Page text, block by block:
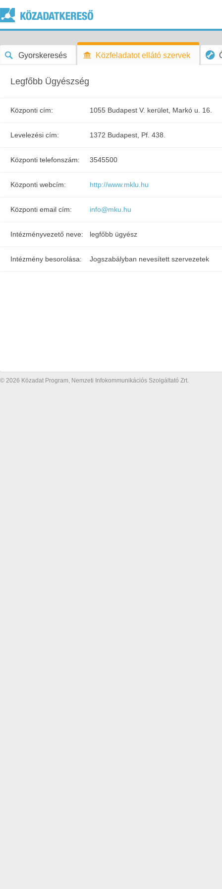
Gyorskeresés Közfeladatot ellátó szervek
Legfőbb Ügyészség
Központi cím: 1055 Budapest V. kerület, Markó u. 16.
Levelezési cím: 1372 Budapest, Pf. 438.
Központi telefonszám: 3545500
Központi webcím: http://www.mklu.hu
Központi email cím: info@mku.hu
Intézményvezető neve: legfőbb ügyész
Intézmény besorolása: Jogszabályban nevesített szervezetek
© 2026 Közadat Program, Nemzeti Infokommunikációs Szolgáltató Zrt.